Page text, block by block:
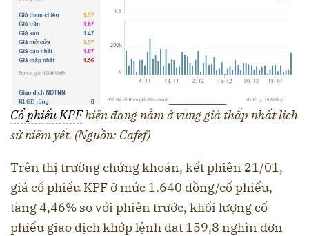
Cổ phiếu KPFhiện đang nằm ở vùng giá thấp nhất lịch
sử niêm yết. (Nguồn: Cafef)
Trên thị trường chứng khoán, kết phiên 21/01,
giá cổ phiếu KPF ở mức 1.640 đồng/cổ phiếu,
tăng 4,46% so với phiên trước, khối lượng cổ
phiếu giao dịch khớp lệnh đạt 159,8 nghìn đơn